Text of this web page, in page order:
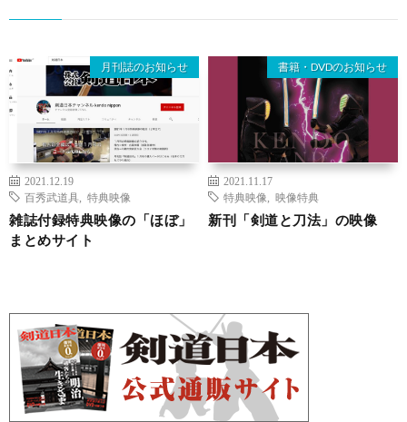
月刊誌のお知らせ
2021.12.19
百秀武道具
特典映像
雑誌付録特典映像の「ほぼ」
まとめサイト
書籍・DVDのお知らせ
2021.11.17
特典映像
映像特典
新刊「剣道と刀法」の映像